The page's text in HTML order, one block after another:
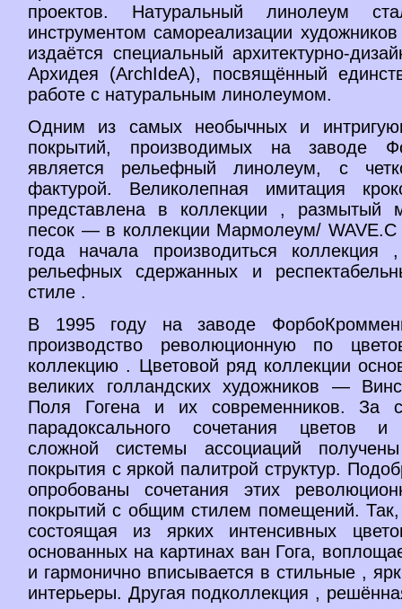
проектов. Натуральный линолеум
инструментом самореализации
издаётся специальный архитектурно-
Архидея (ArchIdeA), посвящённый
работе с натуральным линолеумом.
Одним из самых необычных и
покрытий, производимых на заводе
является рельефный линолеум, с
фактурой. Великолепная имитация
представлена в коллекции , размытый
песок — в коллекции Мармолеум/ WAVE.С
года начала производиться коллекция
рельефных сдержанных и
стиле .
В 1995 году на заводе
производство революционную по
коллекцию . Цветовой ряд коллекции
великих голландских художников —
Поля Гогена и их современников. За
парадоксального сочетания цветов и
сложной системы ассоциаций
покрытия с яркой палитрой структур.
опробованы сочетания этих
покрытий с общим стилем помещений.
состоящая из ярких интенсивных
основанных на картинах ван Гога,
и гармонично вписывается в стильные ,
интерьеры. Другая подколлекция ,